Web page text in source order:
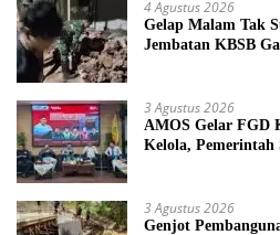
4 Agustus 2026
Gelap Malam Tak
Jembatan KBSB
3 Agustus 2026
AMOS Gelar FGD
Kelola, Pemerintah
3 Agustus 2026
Genjot